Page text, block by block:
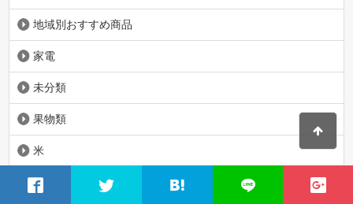
地域別おすすめ商品
家電
未分類
果物類
米
肉・ハム類